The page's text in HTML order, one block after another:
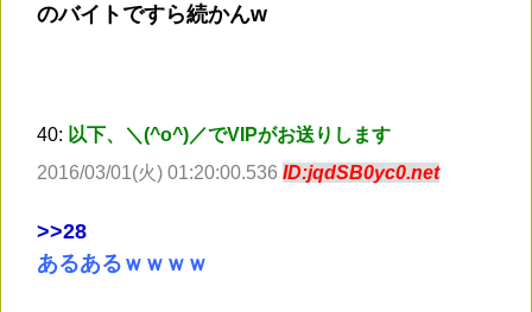
のバイトですら続かんw
40: 以下、＼(^o^)／でVIPがお送りします
2016/03/01(火) 01:20:00.536 ID:jqdSB0yc0.net
>>28
あるあるｗｗｗｗ